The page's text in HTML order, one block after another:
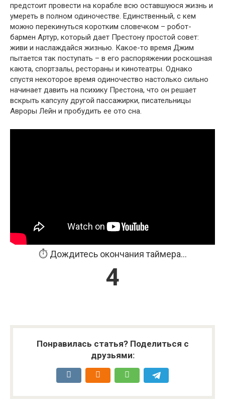
предстоит провести на корабле всю оставшуюся жизнь и
умереть в полном одиночестве. Единственный, с кем
можно перекинуться коротким словечком – робот-
бармен Артур, который дает Престону простой совет:
живи и наслаждайся жизнью. Какое-то время Джим
пытается так поступать – в его распоряжении роскошная
каюта, спортзалы, рестораны и кинотеатры. Однако
спустя некоторое время одиночество настолько сильно
начинает давить на психику Престона, что он решает
вскрыть капсулу другой пассажирки, писательницы
Авроры Лейн и пробудить ее ото сна.
⏱️ Дождитесь окончания таймера...
3
Понравилась статья? Поделиться с
друзьями: